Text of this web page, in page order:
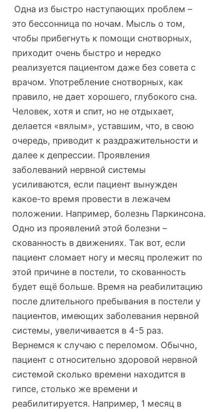
Одна из быстро наступающих проблем –
это бессонница по ночам. Мысль о том,
чтобы прибегнуть к помощи снотворных,
приходит очень быстро и нередко
реализуется пациентом даже без совета с
врачом. Употребление снотворных, как
правило, не дает хорошего, глубокого сна.
Человек, хотя и спит, но не отдыхает,
делается «вялым», уставшим, что, в свою
очередь, приводит к раздражительности и
далее к депрессии. Проявления
заболеваний нервной системы
усиливаются, если пациент вынужден
какое-то время провести в лежачем
положении. Например, болезнь Паркинсона.
Одно из проявлений этой болезни –
скованность в движениях. Так вот, если
пациент сломает ногу и месяц пролежит по
этой причине в постели, то скованность
будет ещё больше. Время на реабилитацию
после длительного пребывания в постели у
пациентов, имеющих заболевания нервной
системы, увеличивается в 4-5 раз.
Вернемся к случаю с переломом. Обычно,
пациент с относительно здоровой нервной
системой сколько времени находится в
гипсе, столько же времени и
реабилитируется. Например, 1 месяц в